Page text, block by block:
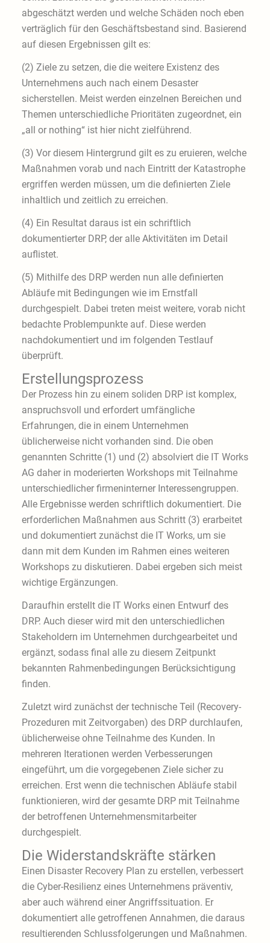
abgeschätzt werden und welche Schäden noch eben
verträglich für den Geschäftsbestand sind. Basierend
auf diesen Ergebnissen gilt es:
(2) Ziele zu setzen, die die weitere Existenz des
Unternehmens auch nach einem Desaster
sicherstellen. Meist werden einzelnen Bereichen und
Themen unterschiedliche Prioritäten zugeordnet, ein
„all or nothing“ ist hier nicht zielführend.
(3) Vor diesem Hintergrund gilt es zu eruieren, welche
Maßnahmen vorab und nach Eintritt der Katastrophe
ergriffen werden müssen, um die definierten Ziele
inhaltlich und zeitlich zu erreichen.
(4) Ein Resultat daraus ist ein schriftlich
dokumentierter DRP, der alle Aktivitäten im Detail
auflistet.
(5) Mithilfe des DRP werden nun alle definierten
Abläufe mit Bedingungen wie im Ernstfall
durchgespielt. Dabei treten meist weitere, vorab nicht
bedachte Problempunkte auf. Diese werden
nachdokumentiert und im folgenden Testlauf
überprüft.
Erstellungsprozess
Der Prozess hin zu einem soliden DRP ist komplex,
anspruchsvoll und erfordert umfängliche
Erfahrungen, die in einem Unternehmen
üblicherweise nicht vorhanden sind. Die oben
genannten Schritte (1) und (2) absolviert die IT Works
AG daher in moderierten Workshops mit Teilnahme
unterschiedlicher firmeninterner Interessengruppen.
Alle Ergebnisse werden schriftlich dokumentiert. Die
erforderlichen Maßnahmen aus Schritt (3) erarbeitet
und dokumentiert zunächst die IT Works, um sie
dann mit dem Kunden im Rahmen eines weiteren
Workshops zu diskutieren. Dabei ergeben sich meist
wichtige Ergänzungen.
Daraufhin erstellt die IT Works einen Entwurf des
DRP. Auch dieser wird mit den unterschiedlichen
Stakeholdern im Unternehmen durchgearbeitet und
ergänzt, sodass final alle zu diesem Zeitpunkt
bekannten Rahmenbedingungen Berücksichtigung
finden.
Zuletzt wird zunächst der technische Teil (Recovery-
Prozeduren mit Zeitvorgaben) des DRP durchlaufen,
üblicherweise ohne Teilnahme des Kunden. In
mehreren Iterationen werden Verbesserungen
eingeführt, um die vorgegebenen Ziele sicher zu
erreichen. Erst wenn die technischen Abläufe stabil
funktionieren, wird der gesamte DRP mit Teilnahme
der betroffenen Unternehmensmitarbeiter
durchgespielt.
Die Widerstandskräfte stärken
Einen Disaster Recovery Plan zu erstellen, verbessert
die Cyber-Resilienz eines Unternehmens präventiv,
aber auch während einer Angriffssituation. Er
dokumentiert alle getroffenen Annahmen, die daraus
resultierenden Schlussfolgerungen und Maßnahmen.